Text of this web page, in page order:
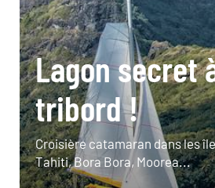
Lagon secret
tribord !
Croisière catamaran dans les
Tahiti, Bora Bora, Moorea...